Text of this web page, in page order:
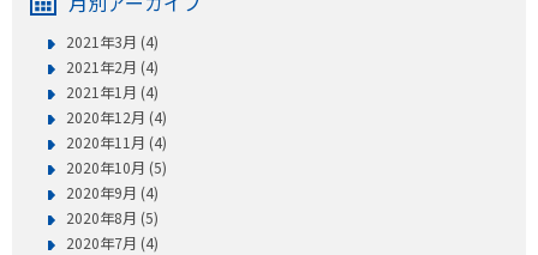
2021年3月 (4)
2021年2月 (4)
2021年1月 (4)
2020年12月 (4)
2020年11月 (4)
2020年10月 (5)
2020年9月 (4)
2020年8月 (5)
2020年7月 (4)